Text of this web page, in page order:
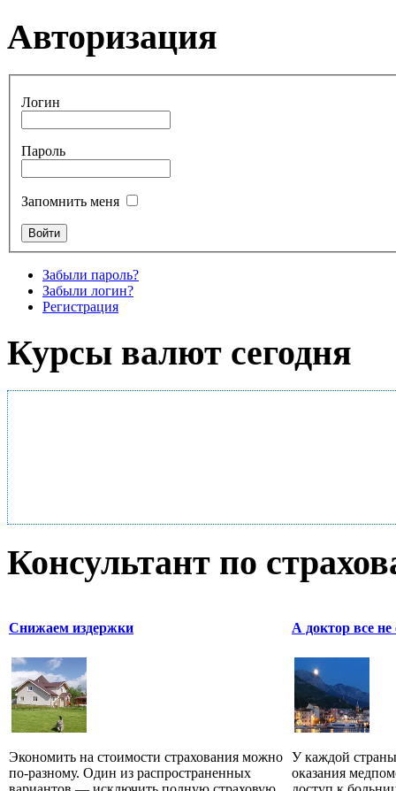
Авторизация
Логин
Пароль
Запомнить меня
Забыли пароль?
Забыли логин?
Регистрация
Курсы валют сегодня
Консультант по
Снижаем издержки
Экономить на стоимости страхования можно
по-разному. Один из распространенных
А доктор все не
У каждой
оказания